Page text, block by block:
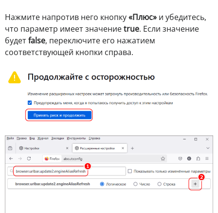
Нажмите напротив него кнопку«Плюс» и убедитесь,
что параметр имеет значениеtrue. Если значение
будетfalse, переключите его нажатием
соответствующей кнопки справа.